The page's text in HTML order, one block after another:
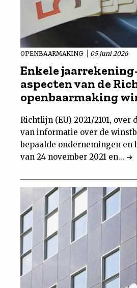
OPENBAARMAKING 05 juni 2026
Enkele
aspecten van de
openbaarmaking
Richtlijn (EU) 2021/2101, over
van informatie over de
bepaalde ondernemingen en
van 24 november 2021 en...